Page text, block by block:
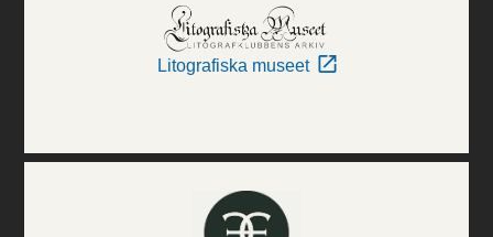
Litografiska museet